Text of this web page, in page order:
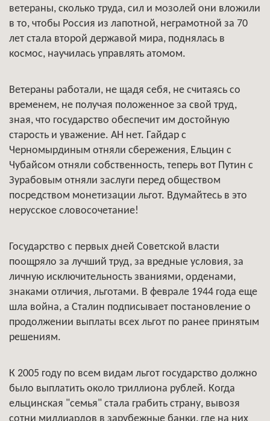
ветераны, сколько труда, сил и мозолей они вложили
в то, чтобы Россия из лапотной, неграмотной за 70
лет стала второй державой мира, поднялась в
космос, научилась управлять атомом.
Ветераны работали, не щадя себя, не считаясь со
временем, не получая положенное за свой труд,
зная, что государство обеспечит им достойную
старость и уважение. АН нет. Гайдар с
Черномырдиным отняли сбережения, Ельцин с
Чубайсом отняли собственность, теперь вот Путин с
Зурабовым отняли заслуги перед обществом
посредством монетизации льгот. Вдумайтесь в это
нерусское словосочетание!
Государство с первых дней Советской власти
поощряло за лучший труд, за вредные условия, за
личную исключительность званиями, орденами,
знаками отличия, льготами. В феврале 1944 года еще
шла война, а Сталин подписывает постановление о
продолжении выплаты всех льгот по ранее принятым
решениям.
К 2005 году по всем видам льгот государство должно
было выплатить около триллиона рублей. Когда
ельцинская "семья" стала грабить страну, вывозя